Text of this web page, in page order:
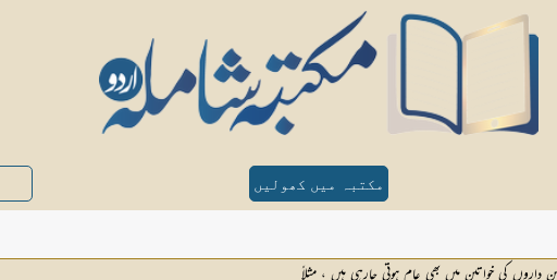
مکتبہ میں کھولیں
کی خواتین میں بھی عام ہوتی جارہی ہیں ، مثلاً